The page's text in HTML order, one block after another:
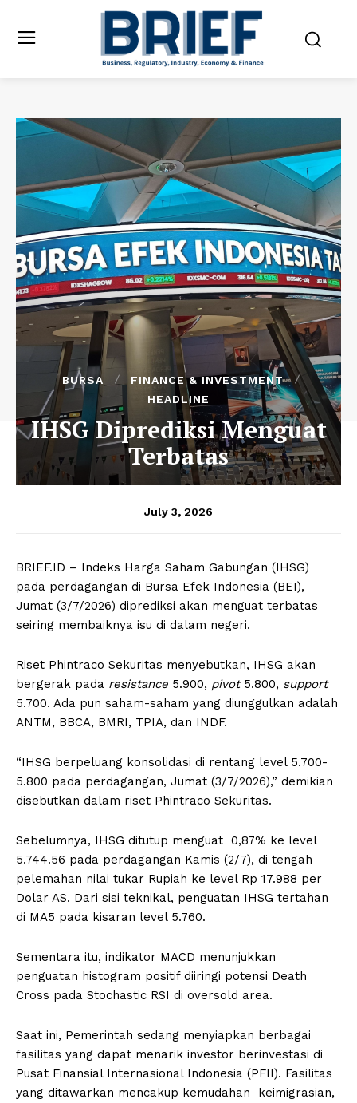
BURSA
FINANCE & INVESTMENT
HEADLINE
IHSG Diprediksi Menguat
Terbatas
July 3, 2026
BRIEF.ID – Indeks Harga Saham Gabungan (IHSG)
pada perdagangan di Bursa Efek Indonesia (BEI),
Jumat (3/7/2026) diprediksi akan menguat terbatas
seiring membaiknya isu di dalam negeri.
Riset Phintraco Sekuritas menyebutkan, IHSG akan
bergerak pada resistance 5.900, pivot 5.800, support
5.700. Ada pun saham-saham yang diunggulkan adalah
ANTM, BBCA, BMRI, TPIA, dan INDF.
“IHSG berpeluang konsolidasi di rentang level 5.700-
5.800 pada perdagangan, Jumat (3/7/2026),” demikian
disebutkan dalam riset Phintraco Sekuritas.
Sebelumnya, IHSG ditutup menguat 0,87% ke level
5.744.56 pada perdagangan Kamis (2/7), di tengah
pelemahan nilai tukar Rupiah ke level Rp 17.988 per
Dolar AS. Dari sisi teknikal, penguatan IHSG tertahan
di MA5 pada kisaran level 5.760.
Sementara itu, indikator MACD menunjukkan
penguatan histogram positif diiringi potensi Death
Cross pada Stochastic RSI di oversold area.
Saat ini, Pemerintah sedang menyiapkan berbagai
fasilitas yang dapat menarik investor berinvestasi di
Pusat Finansial Internasional Indonesia (PFII). Fasilitas
yang ditawarkan mencakup kemudahan keimigrasian,